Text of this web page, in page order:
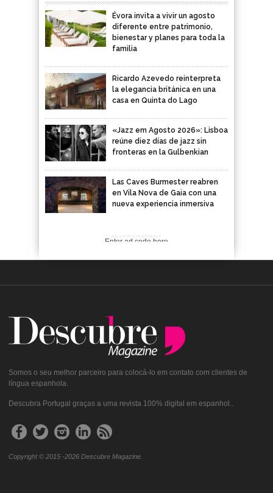
Évora invita a vivir un agosto
diferente entre patrimonio,
bienestar y planes para toda la
familia
Ricardo Azevedo reinterpreta
la elegancia británica en una
casa en Quinta do Lago
«Jazz em Agosto 2026»: Lisboa
reúne diez días de jazz sin
fronteras en la Gulbenkian
Las Caves Burmester reabren
en Vila Nova de Gaia con una
nueva experiencia inmersiva
ADVERTISEMENT
Enter ad code here
Somos o seu melhor parceiro para colocá-lo em contato com clientes de
língua espanhola.
Descubra Portugal graças a uma revista 100% digital em espanhol..
Copyright © 2015 -2026 Descubre Magazine.